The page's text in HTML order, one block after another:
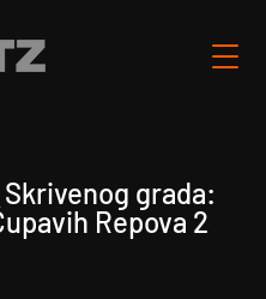
grada:
Repova 2